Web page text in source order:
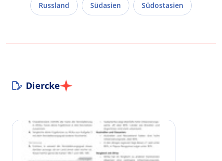
Russland Südasien Südostasien
Diercke